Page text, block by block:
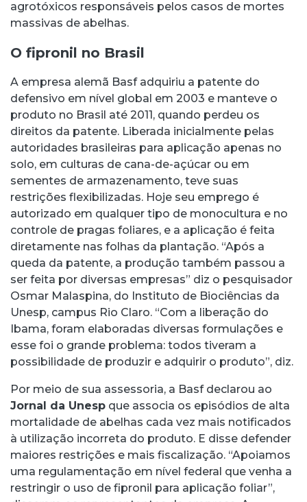
agrotóxicos responsáveis pelos casos de mortes
massivas de abelhas.
O fipronil no Brasil
A empresa alemã Basf adquiriu a patente do
defensivo em nível global em 2003 e manteve o
produto no Brasil até 2011, quando perdeu os
direitos da patente. Liberada inicialmente pelas
autoridades brasileiras para aplicação apenas no
solo, em culturas de cana-de-açúcar ou em
sementes de armazenamento, teve suas
restrições flexibilizadas. Hoje seu emprego é
autorizado em qualquer tipo de monocultura e no
controle de pragas foliares, e a aplicação é feita
diretamente nas folhas da plantação. “Após a
queda da patente, a produção também passou a
ser feita por diversas empresas” diz o pesquisador
Osmar Malaspina, do Instituto de Biociências da
Unesp, campus Rio Claro. “Com a liberação do
Ibama, foram elaboradas diversas formulações e
esse foi o grande problema: todos tiveram a
possibilidade de produzir e adquirir o produto”, diz.
Por meio de sua assessoria, a Basf declarou ao
Jornal da Unesp que associa os episódios de alta
mortalidade de abelhas cada vez mais notificados
à utilização incorreta do produto. E disse defender
maiores restrições e mais fiscalização. “Apoiamos
uma regulamentação em nível federal que venha a
restringir o uso de fipronil para aplicação foliar”,